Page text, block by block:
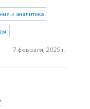
и аналитика
7 февраля, 2025 г.